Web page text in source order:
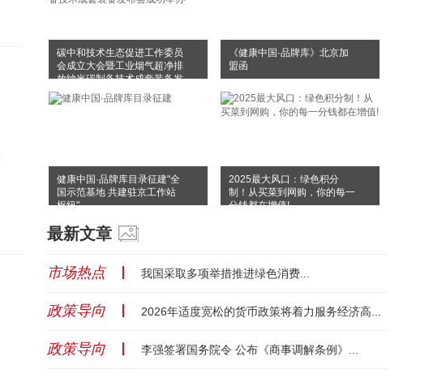
碳中和技术生态促进工作委员
会成立大会暨工业烟气超净排
放纳米碳制备技术成套装备发
布会成功举办
《健康中国·品牌库》北京加
盟函
健康中国·品牌库目录征建"全
国示范基地 共建驻京工作站
枢纽"
2025最大风口：绿色积分
制！从买菜到网购，你的每一
分钱都在增值!
最新文章
市场热点 我国采取多项举措推进绿色消费...
政策导向 2026年适度宽松的货币政策将着力服务经济高质量发展...
政策导向 李强签署国务院令 公布《商事调解条例》...